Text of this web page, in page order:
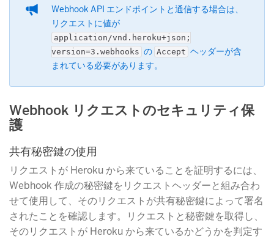
Webhook API エンドポイントと通信する場合は、
リクエストに値が
application/vnd.heroku+json;
version=3.webhooks ​ の Accept ​ ヘッダーが含
まれている必要があります。
Webhook リクエストのセキュリティ保
護
共有秘密鍵の使用
リクエストが Heroku から来ていることを証明するには、
Webhook 作成の秘密鍵をリクエストヘッダーと組み合わ
せて使用して、そのリクエストが共有秘密鍵によって署名
されたことを確認します。リクエストと秘密鍵を取得し、
そのリクエストが Heroku から来ているかどうかを判定す